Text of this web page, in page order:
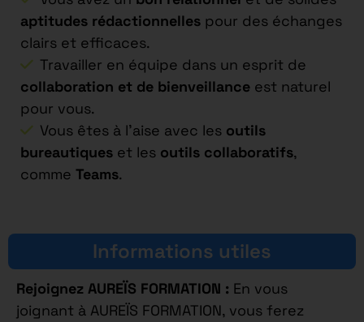
aptitudes rédactionnelles pour des échanges
clairs et efficaces.
Travailler en équipe dans un esprit de
collaboration et de bienveillance est naturel
pour vous.
Vous êtes à l’aise avec les outils
bureautiques et les outils collaboratifs,
comme Teams.
Informations utiles
Rejoignez AUREÏS FORMATION : En vous
joignant à AUREÏS FORMATION, vous ferez